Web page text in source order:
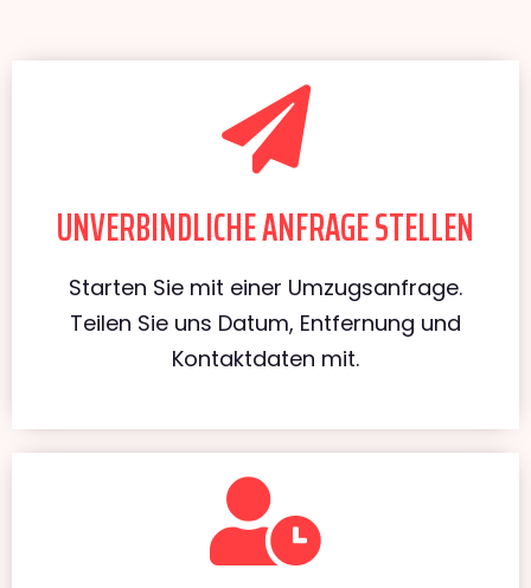
UNVERBINDLICHE ANFRAGE STELLEN
Starten Sie mit einer Umzugsanfrage.
Teilen Sie uns Datum, Entfernung und
Kontaktdaten mit.